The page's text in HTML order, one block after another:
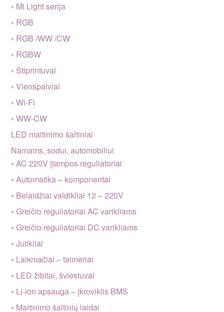
▫ Mi Light serija
▫ RGB
▫ RGB /WW /CW
▫ RGBW
▫ Stiprintuvai
▫ Vienspalviai
▫ Wi-Fi
▫ WW-CW
LED maitinimo šaltiniai
Namams, sodui, automobiliui
▫ AC 220V įtampos reguliatoriai
▫ Automatika – komponentai
▫ Belaidžiai valdikliai 12 – 220V
▫ Greičio reguliatoriai AC varikliams
▫ Greičio reguliatoriai DC varikliams
▫ Jutikliai
▫ Laikmačiai – taimeriai
▫ LED žibitai, šviestuvai
▫ Li-ion apsauga – įkroviklis BMS
▫ Maitinimo šaltinių laidai